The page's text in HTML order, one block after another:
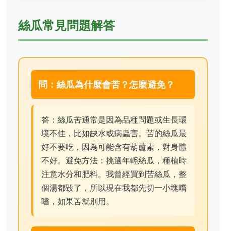
絲瓜常見問題解答
問：絲瓜為什麼會苦？怎麼避免？
答：絲瓜苦通常是因為品種問題或生長環
境不佳，比如缺水或病蟲害。苦的絲瓜最
好不要吃，因為可能含有葫蘆素，對身體
不好。避免方法：挑選年輕絲瓜，種植時
注意水分和肥料。我曾經買到苦絲瓜，整
個湯都毀了，所以現在我都先切一小塊嚐
嚐，如果苦就別用。